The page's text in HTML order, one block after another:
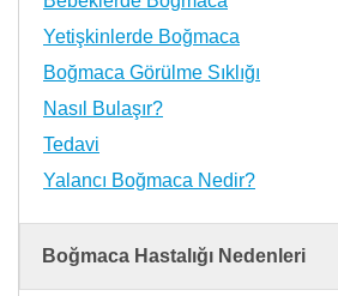
Yetişkinlerde Boğmaca
Boğmaca Görülme Sıklığı
Nasıl Bulaşır?
Tedavi
Yalancı Boğmaca Nedir?
Boğmaca Hastalığı Nedenleri